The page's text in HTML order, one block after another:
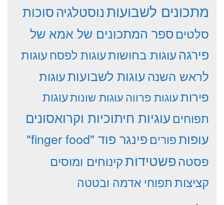
מתכונים לשבועותנוסטלגיהסוכות
סלטים ספר המתכונים של אמא של
פירגהעוגות בחושותעוגות לפסח עוגות
לראש השנהעוגות לשבועותעוגות
פירותעוגות פרווהעוגות שונותעוגות
תפוחים עוגיות חיתוכיות וקרואסונים
עופותפורים פינגר פוד "finger food"
פסטהפשטידותקינוחים ומוסים
קציצותתפוחי אדמה ובטטה